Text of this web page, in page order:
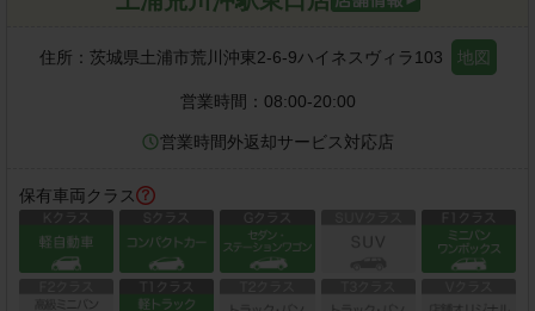
住所： 茨城県土浦市荒川沖東2-6-9ハイネスヴィラ103 地図
営業時間： 08:00-20:00
営業時間外返却サービス対応店
保有車両クラス